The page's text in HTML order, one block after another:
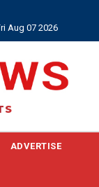
Aug 07 2026
ADVERTISE